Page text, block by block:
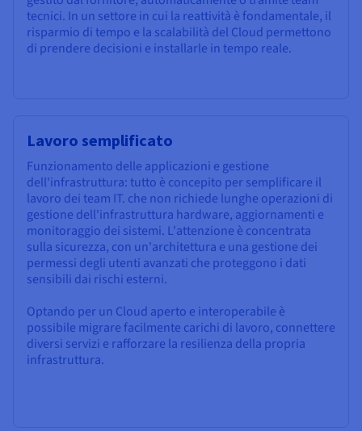
tecnici. In un settore in cui la reattività è fondamentale, il
risparmio di tempo e la scalabilità del Cloud permettono
di prendere decisioni e installarle in tempo reale.
Lavoro semplificato
Funzionamento delle applicazioni e gestione
dell'infrastruttura: tutto è concepito per semplificare il
lavoro dei team IT. che non richiede lunghe operazioni di
gestione dell'infrastruttura hardware, aggiornamenti e
monitoraggio dei sistemi. L'attenzione è concentrata
sulla sicurezza, con un'architettura e una gestione dei
permessi degli utenti avanzati che proteggono i dati
sensibili dai rischi esterni.
Optando per un Cloud aperto e interoperabile è
possibile migrare facilmente carichi di lavoro, connettere
diversi servizi e rafforzare la resilienza della propria
infrastruttura.